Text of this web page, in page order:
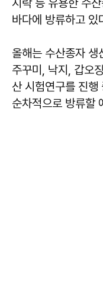
바다에 방류하고 있
올해는 수산종자 생
주꾸미, 낙지, 갑오
산 시험연구를 진행
순차적으로 방류할